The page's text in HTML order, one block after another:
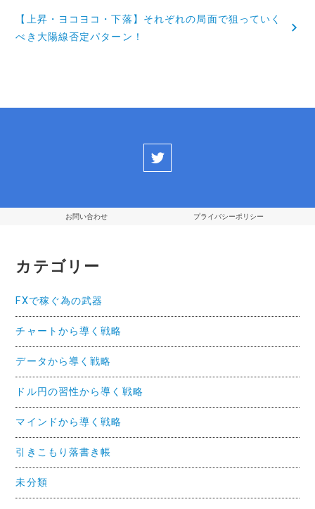
ビ
シ
【上昇・ヨコヨコ・下落】それぞれの局面で狙っていく
べき大陽線否定パターン！
お問い合わせ プライバシーポリシー
カテゴリー
FXで稼ぐ為の武器
チャートから導く戦略
データから導く戦略
ドル円の習性から導く戦略
マインドから導く戦略
引きこもり落書き帳
未分類